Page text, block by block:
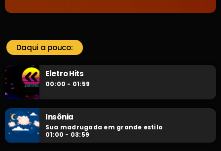
Daqui a pouco:
Eletro Hits
00:00 - 01:59
Insônia
Sua madrugada em grande estilo
01:00 - 03:59